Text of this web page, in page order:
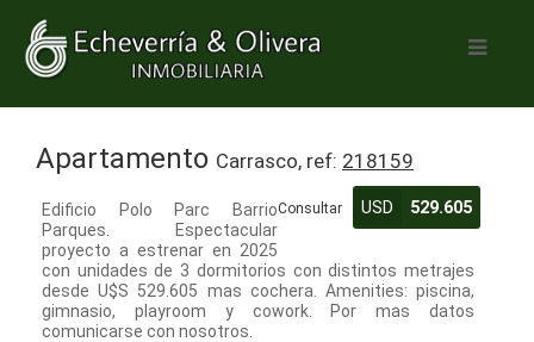
Apartamento Carrasco, ref: 218159
Consultar USD 529.605
Edificio Polo Parc Barrio
Parques. Espectacular
proyecto a estrenar en 2025
con unidades de 3 dormitorios con distintos metrajes
desde U$S 529.605 mas cochera. Amenities: piscina,
gimnasio, playroom y cowork. Por mas datos
comunicarse con nosotros.